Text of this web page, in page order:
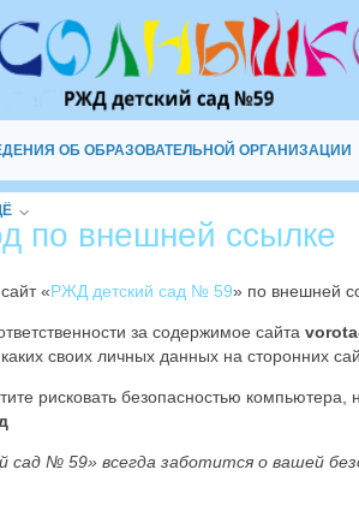
ОБ ОБРАЗОВАТЕЛЬНОЙ ОРГАНИЗАЦИИ
по внешней ссылке
«РЖД детский сад № 59» по внешней
за содержимое сайта
своих личных данных на сторонних
рисковать безопасностью компьютера,
сад № 59» всегда заботится о вашей